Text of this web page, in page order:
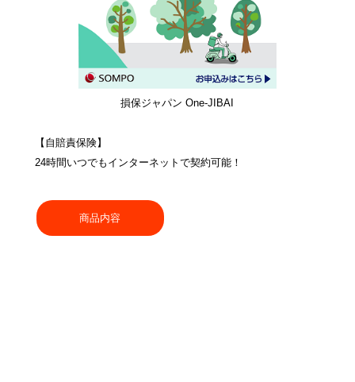
損保ジャパン One-JIBAI
【自賠責保険】
24時間いつでもインターネットで契約可能！
商品内容